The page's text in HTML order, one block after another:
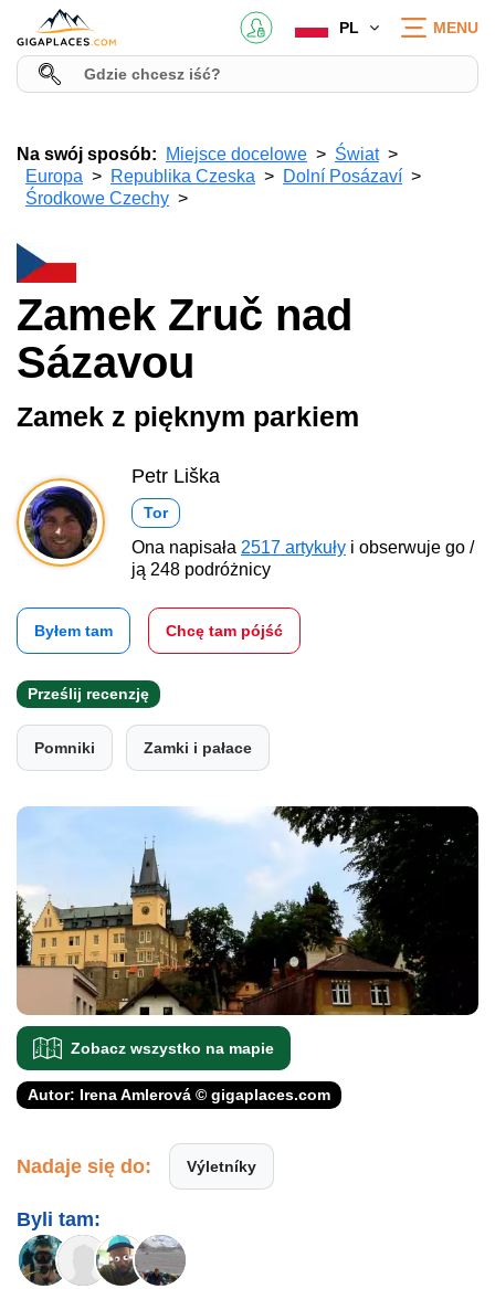
PL MENU
Na swój sposób: Miejsce docelowe
Świat
Europa
Republika Czeska
Dolní Posázaví
Środkowe Czechy
Zamek Zruč nad
Sázavou
Zamek z pięknym parkiem
Petr Liška
Tor
Ona napisała 2517 artykuły i obserwuje go /
ją 248 podróżnicy
Byłem tam Chcę tam pójść
Prześlij recenzję
Pomniki Zamki i pałace
Zobacz wszystko na mapie
Autor: Irena Amlerová © gigaplaces.com
Nadaje się do: Výletníky
Byli tam: